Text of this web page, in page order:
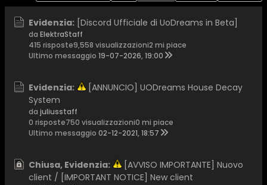
Evidenzia: [Discord Ufficiale di UoDreams in Beta]
da ElektraStaff
415 risposte9,558 visualizzazioni2 mi piace
Ultimo messaggio 19-07-2026, 19:00
Evidenzia:
[ANNUNCIO] UODreams House Decay
System
da juliusstaff
0 risposte750 visualizzazioni0 mi piace
Ultimo messaggio 02-12-2021, 18:57
Chiusa, Evidenzia:
[AVVISO IMPORTANTE] Nuovo
client / [IMPORTANT NOTICE] New client